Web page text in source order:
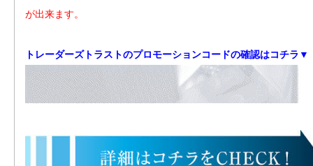
が出来ます。
トレーダーズトラストのプロモーションコードの確認はコチラ▼